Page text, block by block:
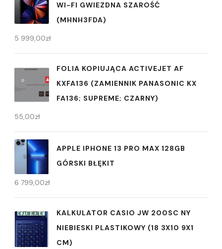
WI-FI GWIEZDNA SZAROŚĆ
(MHNH3FDA)
5 999,00zł
FOLIA KOPIUJĄCA ACTIVEJET AF
KXFA136 (ZAMIENNIK PANASONIC KX
FA136; SUPREME; CZARNY)
55,00zł
APPLE IPHONE 13 PRO MAX 128GB
GÓRSKI BŁĘKIT
6 799,00zł
KALKULATOR CASIO JW 200SC NY
NIEBIESKI PLASTIKOWY (18 3X10 9X1
CM)